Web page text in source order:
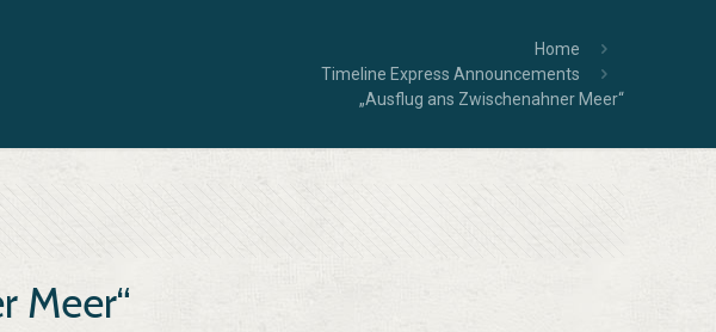
Home
Timeline Express Announcements
„Ausflug ans Zwischenahner Meer“
Meer“